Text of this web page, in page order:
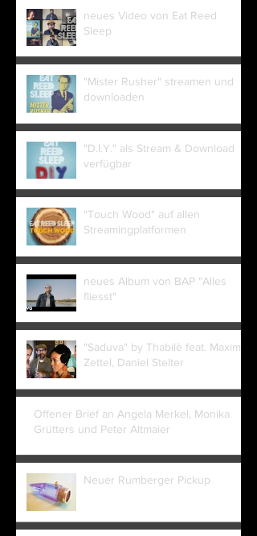
neues Video von Eat Reed
Sleep
"Mister Rusher" streamen und
downloaden
"D.I.Y." als Stream & Download
verfügbar
"Touch Wood" auf allen
Streamingplatformen
neues Album von BAP "Alles
fliesst"
"Saduva" by Thabilè feat. Maxim
Zettel, Daniel Stelter
Offener Brief an Angela Merkel, Monika
Grütters und Peter Altmaier
Neuer Rumberger Pickup